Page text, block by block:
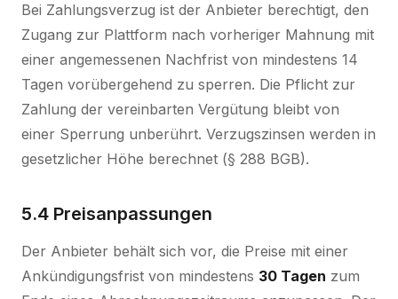
Bei Zahlungsverzug ist der Anbieter berechtigt, den
Zugang zur Plattform nach vorheriger Mahnung mit
einer angemessenen Nachfrist von mindestens 14
Tagen vorübergehend zu sperren. Die Pflicht zur
Zahlung der vereinbarten Vergütung bleibt von
einer Sperrung unberührt. Verzugszinsen werden in
gesetzlicher Höhe berechnet (§ 288 BGB).
5.4 Preisanpassungen
Der Anbieter behält sich vor, die Preise mit einer
Ankündigungsfrist von mindestens 30 Tagen zum